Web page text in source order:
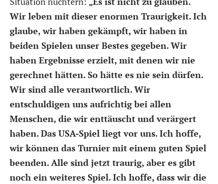
Wir leben mit dieser enormen Traurigkeit. Ich
glaube, wir haben gekämpft, wir haben in
beiden Spielen unser Bestes gegeben. Wir
haben Ergebnisse erzielt, mit denen wir nie
gerechnet hätten. So hätte es nie sein dürfen.
Wir sind alle verantwortlich. Wir
entschuldigen uns aufrichtig bei allen
Menschen, die wir enttäuscht und verärgert
haben. Das USA-Spiel liegt vor uns. Ich hoffe,
wir können das Turnier mit einem guten Spiel
beenden. Alle sind jetzt traurig, aber es gibt
noch ein weiteres Spiel. Ich hoffe, dass wir die